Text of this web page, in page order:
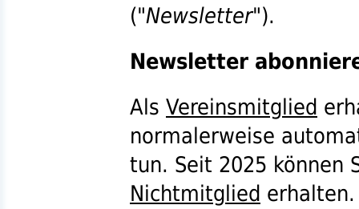
("Newsletter").
Newsletter
Als Vereinsmitglied
normalerweise
tun. Seit 2025 können
Nichtmitglied